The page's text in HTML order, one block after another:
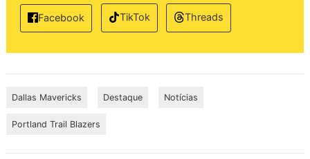
Facebook TikTok Threads
Dallas Mavericks Destaque Notícias
Portland Trail Blazers